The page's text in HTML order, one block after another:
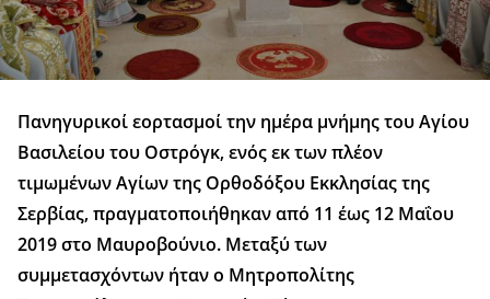
Πανηγυρικοί εορτασμοί την ημέρα μνήμης του Αγίου
Βασιλείου του Οστρόγκ, ενός εκ των πλέον
τιμωμένων Αγίων της Ορθοδόξου Εκκλησίας της
Σερβίας, πραγματοποιήθηκαν από 11 έως 12 Μαΐου
2019 στο Μαυροβούνιο. Μεταξύ των
συμμετασχόντων ήταν ο Μητροπολίτης